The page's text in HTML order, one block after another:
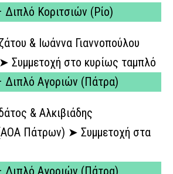
Διπλό Κοριτσιών (Ρίο)
& Ιωάννα Γιαννοπούλου
Συμμετοχή στο κυρίως ταμπλό
Διπλό Αγοριών (Πάτρα)
& Αλκιβιάδης
Πάτρων) ➤ Συμμετοχή στα
Διπλό Αγοριών (Πάτρα)